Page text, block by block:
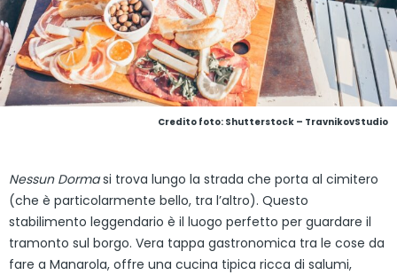
Credito foto: Shutterstock – TravnikovStudio
Nessun Dormasi trova lungo la strada che porta al cimitero
(che è particolarmente bello, tra l’altro). Questo
stabilimento leggendario è il luogo perfetto per guardare il
tramonto sul borgo. Vera tappa gastronomica tra le cose da
fare a Manarola, offre una cucina tipica ricca di salumi,